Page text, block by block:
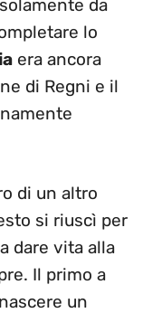
da
lo
era ancora
di Regni e il
di un altro
si riuscì per
dare vita alla
Il primo a
un